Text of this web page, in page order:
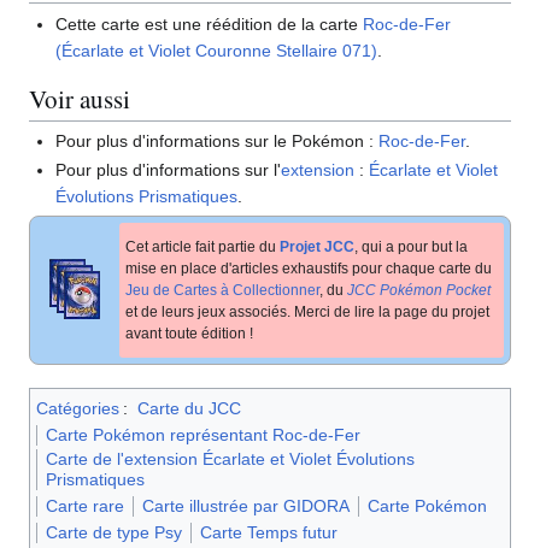
Cette carte est une réédition de la carte Roc-de-Fer
(Écarlate et Violet Couronne Stellaire 071)
Voir aussi
Pour plus d'informations sur le Pokémon : Roc-de-Fer.
Pour plus d'informations sur l'extension : Écarlate et Violet
Évolutions Prismatiques
Cet article fait partie du Projet JCC , qui a pour but la
mise en place d'articles exhaustifs pour chaque carte du
Jeu de Cartes à Collectionner, du JCC Pokémon Pocket
et de leurs jeux associés. Merci de lire la page du projet
avant toute édition !
Catégories : Carte du JCC
Carte Pokémon représentant Roc-de-Fer
Carte de l'extension Écarlate et Violet Évolutions
Prismatiques
Carte rare
Carte illustrée par GIDORA
Carte Pokémon
Carte de type Psy
Carte Temps futur